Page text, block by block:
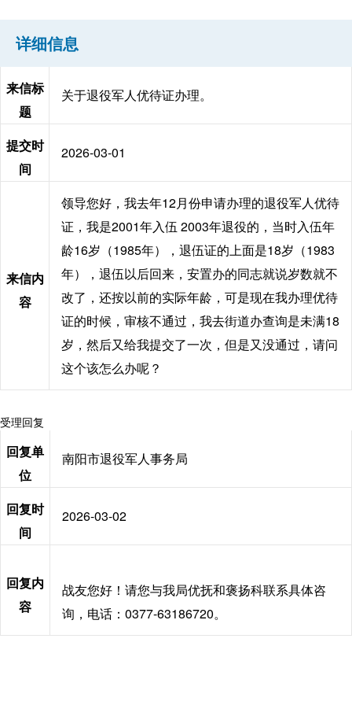
详细信息
来信标
题
关于退役军人优待证办理。
提交时
间
2026-03-01
来信内
容
领导您好，我去年12月份申请办理的退役军人优待
证，我是2001年入伍 2003年退役的，当时入伍年
龄16岁（1985年），退伍证的上面是18岁（1983
年），退伍以后回来，安置办的同志就说岁数就不
改了，还按以前的实际年龄，可是现在我办理优待
证的时候，审核不通过，我去街道办查询是未满18
岁，然后又给我提交了一次，但是又没通过，请问
这个该怎么办呢？
受理回复
回复单
位
南阳市退役军人事务局
回复时
间
2026-03-02
回复内
容
战友您好！请您与我局优抚和褒扬科联系具体咨
询，电话：0377-63186720。